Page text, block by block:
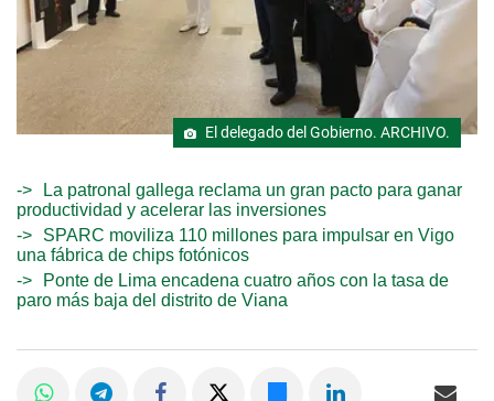
El delegado del Gobierno. ARCHIVO.
La patronal gallega reclama un gran pacto para ganar
productividad y acelerar las inversiones
SPARC moviliza 110 millones para impulsar en Vigo
una fábrica de chips fotónicos
Ponte de Lima encadena cuatro años con la tasa de
paro más baja del distrito de Viana